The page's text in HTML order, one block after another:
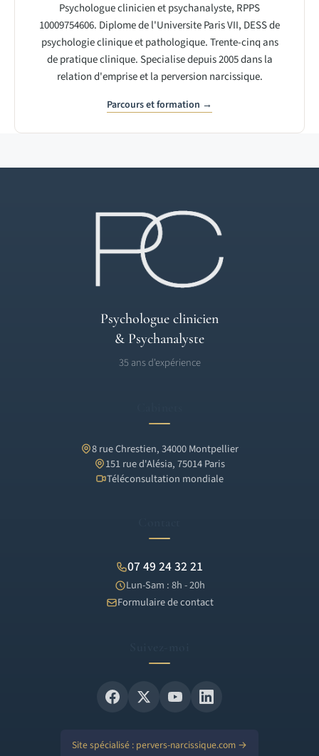
Psychologue clinicien et psychanalyste, RPPS
10009754606. Diplome de l'Universite Paris VII, DESS de
psychologie clinique et pathologique. Trente-cinq ans
de pratique clinique. Specialise depuis 2005 dans la
relation d'emprise et la perversion narcissique.
Parcours et formation →
Psychologue clinicien
& Psychanalyste
35 ans d'expérience
8 rue Chrestien, 34000 Montpellier
151 rue d'Alésia, 75014 Paris
Téléconsultation mondiale
07 49 24 32 21
Lun-Sam : 8h - 20h
Formulaire de contact
Site spécialisé : pervers-narcissique.com →